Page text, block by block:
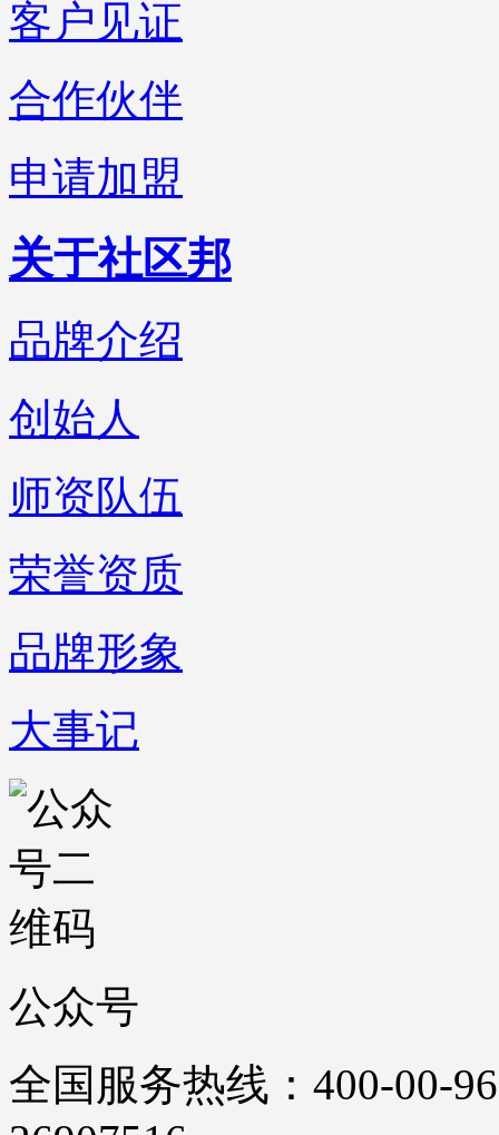
客户见证
合作伙伴
申请加盟
关于社区邦
品牌介绍
创始人
师资队伍
荣誉资质
品牌形象
大事记
公众号
全国服务热线：400-00-